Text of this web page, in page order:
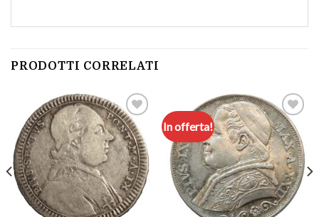
PRODOTTI CORRELATI
Aggiungi
a lista
dei
desideri
In offerta!
Aggiungi
a lista
dei
desideri